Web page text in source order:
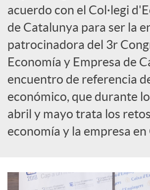
o
c
i
a
l
e
acuerdo con el Col·legi
de Catalunya para ser la
patrocinadora del 3r
Economía y Empresa de
encuentro de referencia
económico, que durante
abril y mayo trata los
economía y la empresa en